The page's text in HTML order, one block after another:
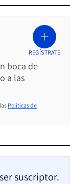
boca de
a las
REGÍSTRATE
Políticas de
suscriptor.